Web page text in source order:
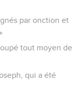
par onction et
tout moyen de
qui a été